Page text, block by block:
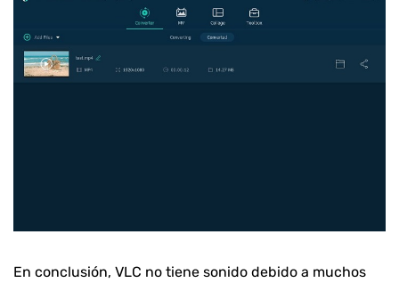
En conclusión, VLC no tiene sonido debido a muchos